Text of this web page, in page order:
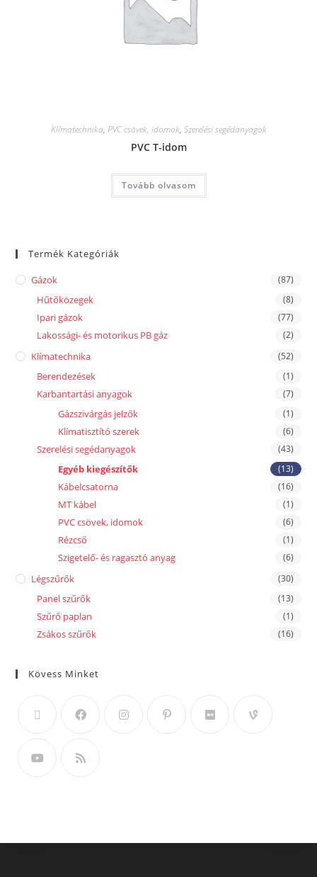
Klímatechnika, PVC csövek, idomok, Szerelési segédanyagok
PVC T-idom
Tovább olvasom
Termék Kategóriák
Gázok (87)
Hűtőközegek (8)
Ipari gázok (77)
Lakossági- és motorikus PB gáz (2)
Klímatechnika (52)
Berendezések (1)
Karbantartási anyagok (7)
Gázszivárgás jelzők (1)
Klímatisztító szerek (6)
Szerelési segédanyagok (43)
Egyéb kiegészítők (13)
Kábelcsatorna (16)
MT kábel (1)
PVC csövek, idomok (6)
Rézcső (1)
Szigetelő- és ragasztó anyag (6)
Légszűrők (30)
Panel szűrők (13)
Szűrő paplan (1)
Zsákos szűrők (16)
Kövess Minket